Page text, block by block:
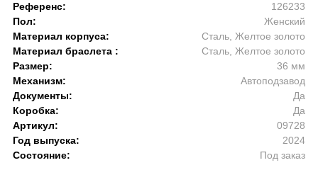
Референс:
126233
Пол:
Женский
Материал корпуса:
Сталь, Желтое золото
Материал браслета :
Сталь, Желтое золото
Размер:
36 мм
Механизм:
Автоподзавод
Документы:
Да
Коробка:
Да
Артикул:
09728
Год выпуска:
2024
Состояние:
Под заказ